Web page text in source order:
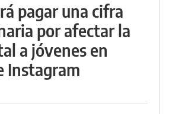
pagar una cifra
por afectar la
a jóvenes en
Instagram